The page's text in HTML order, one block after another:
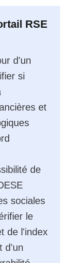
RSE
d'un
si
et
de
sociales
le
de l'index
d'un